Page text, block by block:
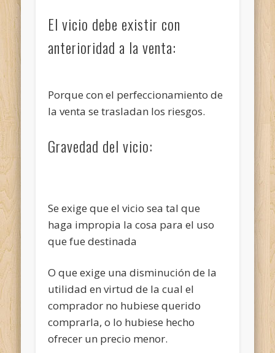
El vicio debe existir con
anterioridad a la venta:
Porque con el perfeccionamiento de
la venta se trasladan los riesgos.
Gravedad del vicio:
Se exige que el vicio sea tal que
haga impropia la cosa para el uso
que fue destinada
O que exige una disminución de la
utilidad en virtud de la cual el
comprador no hubiese querido
comprarla, o lo hubiese hecho
ofrecer un precio menor.